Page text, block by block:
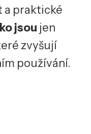
a praktické
jsou jen
zvyšují
používání.